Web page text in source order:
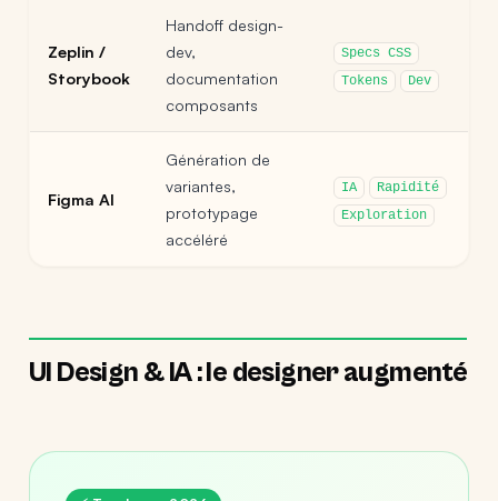
Zeplin /
Storybook
Handoff design-
dev,
documentation
composants
Specs CSS
Tokens
Dev
Figma AI
Génération de
variantes,
prototypage
accéléré
IA
Rapidité
Exploration
UI Design & IA : le designer augmenté